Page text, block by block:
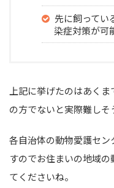
先に飼ってい
染症対策が可
上記に挙げたのはあく
の方でないと実際難しそ
各自治体の動物愛護セ
すのでお住まいの地域
てくださいね。